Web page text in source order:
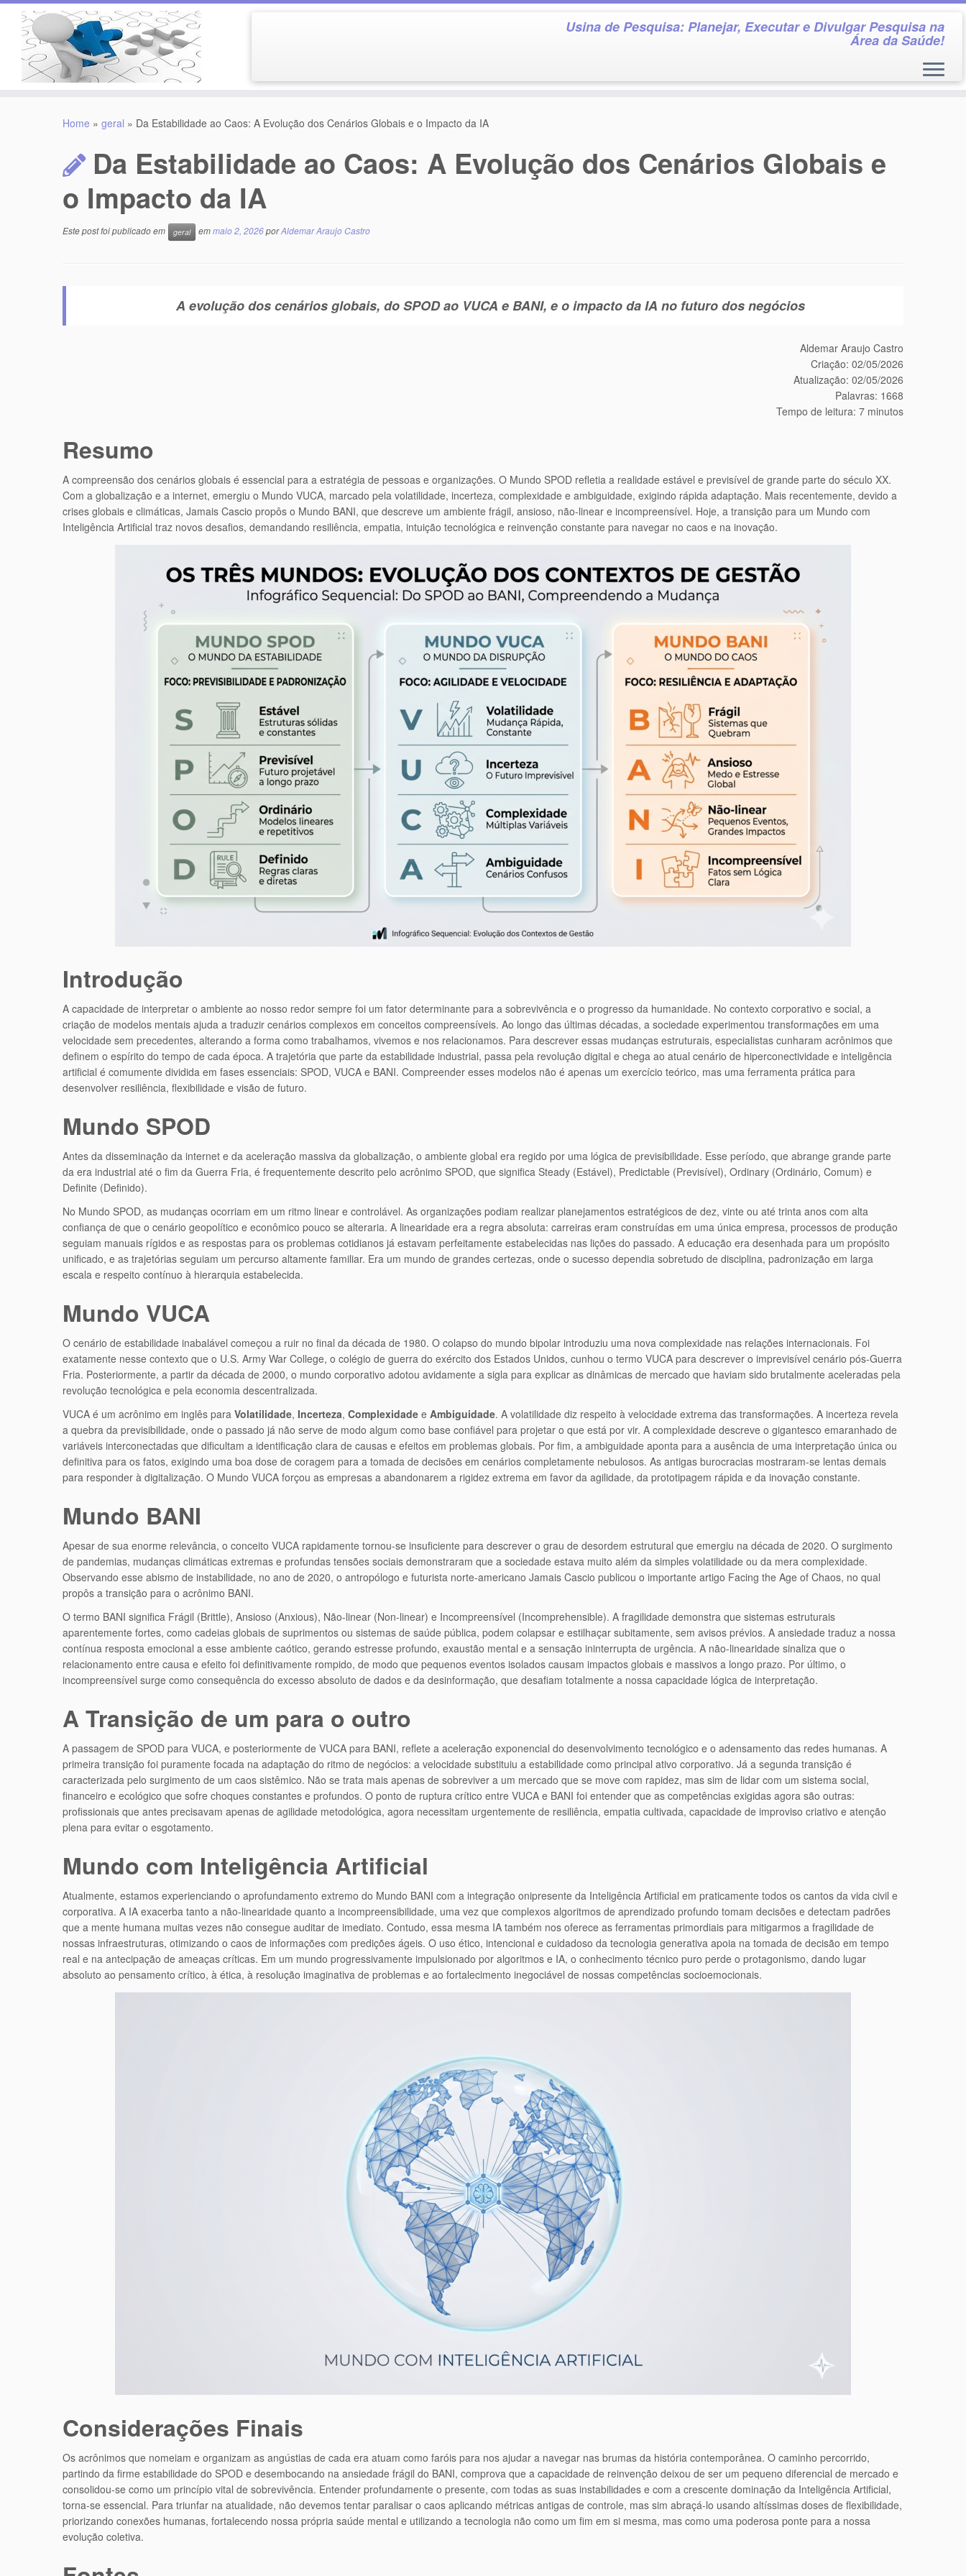
Usina de Pesquisa: Planejar, Executar e Divulgar Pesquisa na
Área da Saúde!
Home » geral » Da Estabilidade ao Caos: A Evolução dos Cenários Globais e o Impacto da IA
Da Estabilidade ao Caos: A Evolução dos Cenários Globais e
o Impacto da IA
Este post foi publicado em geral emmaio 2, 2026porAldemar Araujo Castro
A evolução dos cenários globais, do SPOD ao VUCA e BANI, e o impacto da IA no futuro dos negócios
Aldemar Araujo Castro
Criação: 02/05/2026
Atualização: 02/05/2026
Palavras: 1668
Tempo de leitura: 7 minutos
Resumo
A compreensão dos cenários globais é essencial para a estratégia de pessoas e organizações. O Mundo SPOD refletia a realidade estável e previsível de grande parte do século XX.
Com a globalização e a internet, emergiu o Mundo VUCA, marcado pela volatilidade, incerteza, complexidade e ambiguidade, exigindo rápida adaptação. Mais recentemente, devido a
crises globais e climáticas, Jamais Cascio propôs o Mundo BANI, que descreve um ambiente frágil, ansioso, não-linear e incompreensível. Hoje, a transição para um Mundo com
Inteligência Artificial traz novos desafios, demandando resiliência, empatia, intuição tecnológica e reinvenção constante para navegar no caos e na inovação.
Introdução
A capacidade de interpretar o ambiente ao nosso redor sempre foi um fator determinante para a sobrevivência e o progresso da humanidade. No contexto corporativo e social, a
criação de modelos mentais ajuda a traduzir cenários complexos em conceitos compreensíveis. Ao longo das últimas décadas, a sociedade experimentou transformações em uma
velocidade sem precedentes, alterando a forma como trabalhamos, vivemos e nos relacionamos. Para descrever essas mudanças estruturais, especialistas cunharam acrônimos que
definem o espírito do tempo de cada época. A trajetória que parte da estabilidade industrial, passa pela revolução digital e chega ao atual cenário de hiperconectividade e inteligência
artificial é comumente dividida em fases essenciais: SPOD, VUCA e BANI. Compreender esses modelos não é apenas um exercício teórico, mas uma ferramenta prática para
desenvolver resiliência, flexibilidade e visão de futuro.
Mundo SPOD
Antes da disseminação da internet e da aceleração massiva da globalização, o ambiente global era regido por uma lógica de previsibilidade. Esse período, que abrange grande parte
da era industrial até o fim da Guerra Fria, é frequentemente descrito pelo acrônimo SPOD, que significa Steady (Estável), Predictable (Previsível), Ordinary (Ordinário, Comum) e
Definite (Definido).
No Mundo SPOD, as mudanças ocorriam em um ritmo linear e controlável. As organizações podiam realizar planejamentos estratégicos de dez, vinte ou até trinta anos com alta
confiança de que o cenário geopolítico e econômico pouco se alteraria. A linearidade era a regra absoluta: carreiras eram construídas em uma única empresa, processos de produção
seguiam manuais rígidos e as respostas para os problemas cotidianos já estavam perfeitamente estabelecidas nas lições do passado. A educação era desenhada para um propósito
unificado, e as trajetórias seguiam um percurso altamente familiar. Era um mundo de grandes certezas, onde o sucesso dependia sobretudo de disciplina, padronização em larga
escala e respeito contínuo à hierarquia estabelecida.
Mundo VUCA
O cenário de estabilidade inabalável começou a ruir no final da década de 1980. O colapso do mundo bipolar introduziu uma nova complexidade nas relações internacionais. Foi
exatamente nesse contexto que o U.S. Army War College, o colégio de guerra do exército dos Estados Unidos, cunhou o termo VUCA para descrever o imprevisível cenário pós-Guerra
Fria. Posteriormente, a partir da década de 2000, o mundo corporativo adotou avidamente a sigla para explicar as dinâmicas de mercado que haviam sido brutalmente aceleradas pela
revolução tecnológica e pela economia descentralizada.
VUCA é um acrônimo em inglês para Volatilidade, Incerteza, Complexidade e Ambiguidade. A volatilidade diz respeito à velocidade extrema das transformações. A incerteza revela
a quebra da previsibilidade, onde o passado já não serve de modo algum como base confiável para projetar o que está por vir. A complexidade descreve o gigantesco emaranhado de
variáveis interconectadas que dificultam a identificação clara de causas e efeitos em problemas globais. Por fim, a ambiguidade aponta para a ausência de uma interpretação única ou
definitiva para os fatos, exigindo uma boa dose de coragem para a tomada de decisões em cenários completamente nebulosos. As antigas burocracias mostraram-se lentas demais
para responder à digitalização. O Mundo VUCA forçou as empresas a abandonarem a rigidez extrema em favor da agilidade, da prototipagem rápida e da inovação constante.
Mundo BANI
Apesar de sua enorme relevância, o conceito VUCA rapidamente tornou-se insuficiente para descrever o grau de desordem estrutural que emergiu na década de 2020. O surgimento
de pandemias, mudanças climáticas extremas e profundas tensões sociais demonstraram que a sociedade estava muito além da simples volatilidade ou da mera complexidade.
Observando esse abismo de instabilidade, no ano de 2020, o antropólogo e futurista norte-americano Jamais Cascio publicou o importante artigo Facing the Age of Chaos, no qual
propôs a transição para o acrônimo BANI.
O termo BANI significa Frágil (Brittle), Ansioso (Anxious), Não-linear (Non-linear) e Incompreensível (Incomprehensible). A fragilidade demonstra que sistemas estruturais
aparentemente fortes, como cadeias globais de suprimentos ou sistemas de saúde pública, podem colapsar e estilhaçar subitamente, sem avisos prévios. A ansiedade traduz a nossa
contínua resposta emocional a esse ambiente caótico, gerando estresse profundo, exaustão mental e a sensação ininterrupta de urgência. A não-linearidade sinaliza que o
relacionamento entre causa e efeito foi definitivamente rompido, de modo que pequenos eventos isolados causam impactos globais e massivos a longo prazo. Por último, o
incompreensível surge como consequência do excesso absoluto de dados e da desinformação, que desafiam totalmente a nossa capacidade lógica de interpretação.
A Transição de um para o outro
A passagem de SPOD para VUCA, e posteriormente de VUCA para BANI, reflete a aceleração exponencial do desenvolvimento tecnológico e o adensamento das redes humanas. A
primeira transição foi puramente focada na adaptação do ritmo de negócios: a velocidade substituiu a estabilidade como principal ativo corporativo. Já a segunda transição é
caracterizada pelo surgimento de um caos sistêmico. Não se trata mais apenas de sobreviver a um mercado que se move com rapidez, mas sim de lidar com um sistema social,
financeiro e ecológico que sofre choques constantes e profundos. O ponto de ruptura crítico entre VUCA e BANI foi entender que as competências exigidas agora são outras:
profissionais que antes precisavam apenas de agilidade metodológica, agora necessitam urgentemente de resiliência, empatia cultivada, capacidade de improviso criativo e atenção
plena para evitar o esgotamento.
Mundo com Inteligência Artificial
Atualmente, estamos experienciando o aprofundamento extremo do Mundo BANI com a integração onipresente da Inteligência Artificial em praticamente todos os cantos da vida civil e
corporativa. A IA exacerba tanto a não-linearidade quanto a incompreensibilidade, uma vez que complexos algoritmos de aprendizado profundo tomam decisões e detectam padrões
que a mente humana muitas vezes não consegue auditar de imediato. Contudo, essa mesma IA também nos oferece as ferramentas primordiais para mitigarmos a fragilidade de
nossas infraestruturas, otimizando o caos de informações com predições ágeis. O uso ético, intencional e cuidadoso da tecnologia generativa apoia na tomada de decisão em tempo
real e na antecipação de ameaças críticas. Em um mundo progressivamente impulsionado por algoritmos e IA, o conhecimento técnico puro perde o protagonismo, dando lugar
absoluto ao pensamento crítico, à ética, à resolução imaginativa de problemas e ao fortalecimento inegociável de nossas competências socioemocionais.
Considerações Finais
Os acrônimos que nomeiam e organizam as angústias de cada era atuam como faróis para nos ajudar a navegar nas brumas da história contemporânea. O caminho percorrido,
partindo da firme estabilidade do SPOD e desembocando na ansiedade frágil do BANI, comprova que a capacidade de reinvenção deixou de ser um pequeno diferencial de mercado e
consolidou-se como um princípio vital de sobrevivência. Entender profundamente o presente, com todas as suas instabilidades e com a crescente dominação da Inteligência Artificial,
torna-se essencial. Para triunfar na atualidade, não devemos tentar paralisar o caos aplicando métricas antigas de controle, mas sim abraçá-lo usando altíssimas doses de flexibilidade,
priorizando conexões humanas, fortalecendo nossa própria saúde mental e utilizando a tecnologia não como um fim em si mesma, mas como uma poderosa ponte para a nossa
evolução coletiva.